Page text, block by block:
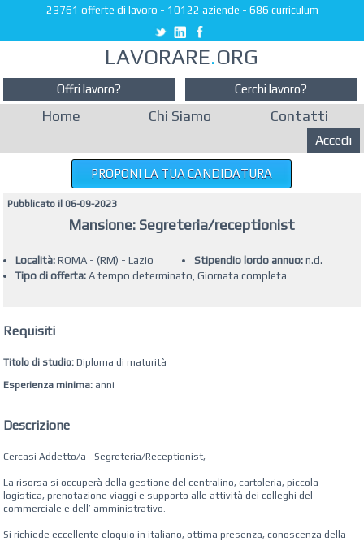
23761 offerte di lavoro - 10122 aziende - 686 curriculum
LAVORARE.ORG
Offri lavoro? Cerchi lavoro?
Home Chi Siamo Contatti
Accedi
Pubblicato il 06-09-2023
Mansione: Segreteria/receptionist
PROPONI LA TUA CANDIDATURA
Località:ROMA - (RM) - Lazio Stipendio lordo annuo:n.d.
Tipo di offerta:A tempo determinato, Giornata completa
Requisiti
Titolo di studio: Diploma di maturità
Esperienza minima: anni
Descrizione
Cercasi Addetto/a - Segreteria/Receptionist,
La risorsa si occuperà della gestione del centralino, cartoleria, piccola
logistica, prenotazione viaggi e supporto alle attività dei colleghi del
commerciale e dell’ amministrativo.
Si richiede eccellente eloquio in italiano, ottima presenza, conoscenza della